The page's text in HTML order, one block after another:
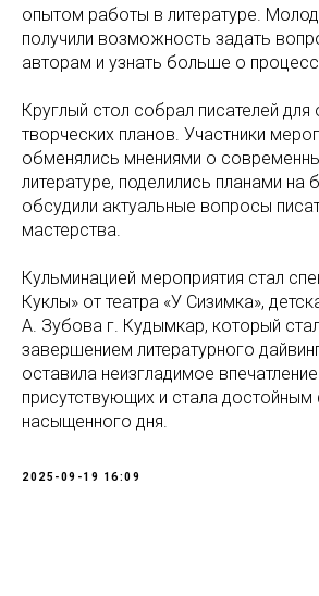
опытом работы в литературе.
получили возможность задать
авторам и узнать больше о
Круглый стол собрал писателей
творческих планов. Участники
обменялись мнениями о
литературе, поделились планами на
обсудили актуальные вопросы
мастерства.
Кульминацией мероприятия стал
Куклы» от театра «У Сизимка»,
А. Зубова г. Кудымкар, который
завершением литературного
оставила неизгладимое
присутствующих и стала
насыщенного дня.
2025-09-19 16:09